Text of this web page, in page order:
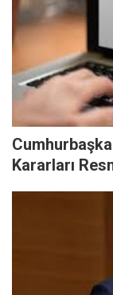
Kararları